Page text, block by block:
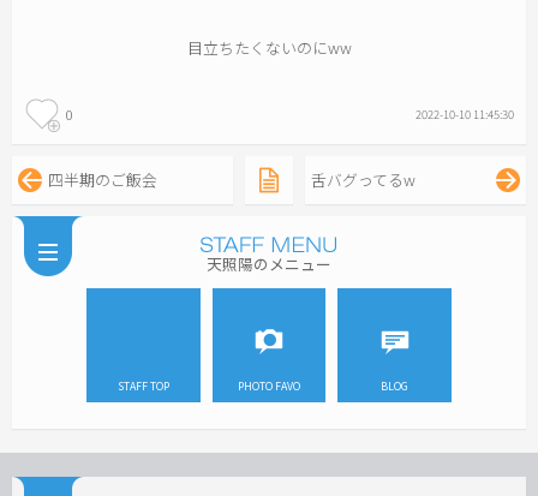
目立ちたくないのにww
0 2022-10-10 11:45:30
四半期のご飯会 舌バグってるw
天照陽のメニュー
STAFF TOP PHOTO FAVO BLOG